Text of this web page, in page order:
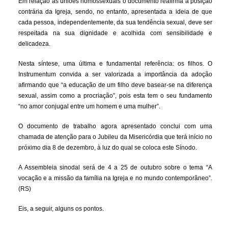
contrária da Igreja, sendo, no entanto, apresentada a ideia de que
cada pessoa, independentemente, da sua tendência sexual, deve ser
respeitada na sua dignidade e acolhida com sensibilidade e
delicadeza.
Nesta síntese, uma última e fundamental referência: os filhos. O
Instrumentum convida a ser valorizada a importância da adoção
afirmando que “a educação de um filho deve basear-se na diferença
sexual, assim como a procriação”, pois esta tem o seu fundamento
“no amor conjugal entre um homem e uma mulher”.
O documento de trabalho agora apresentado conclui com uma
chamada de atenção para o Jubileu da Misericórdia que terá início no
próximo dia 8 de dezembro, à luz do qual se coloca este Sínodo.
A Assembleia sinodal será de 4 a 25 de outubro sobre o tema “A
vocação e a missão da família na Igreja e no mundo contemporâneo”.
(RS)
Eis, a seguir, alguns os pontos.